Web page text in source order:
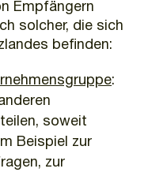
Empfängern
solcher, die sich
befinden:
:
soweit
Beispiel zur
zur